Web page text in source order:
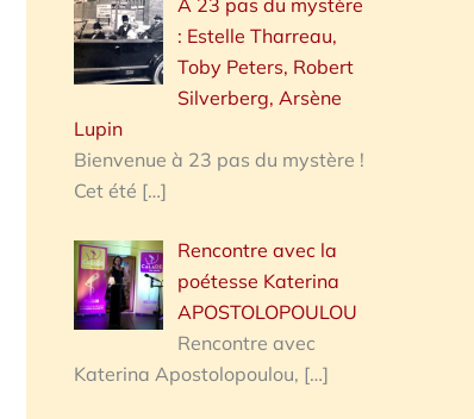
: Estelle Tharreau,
Toby Peters, Robert
Silverberg, Arsène
Lupin
Bienvenue à 23 pas du mystère !
Cet été […]
Rencontre avec la
poétesse Katerina
APOSTOLOPOULOU
Rencontre avec
Katerina Apostolopoulou, […]